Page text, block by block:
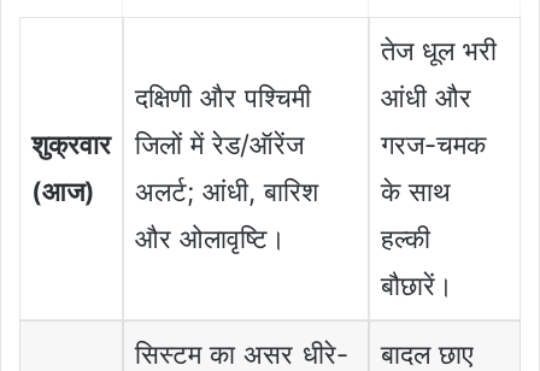
शुक्रवार
(आज)
दक्षिणी और पश्चिमी
जिलों में रेड/ऑरेंज
अलर्ट; आंधी, बारिश
और ओलावृष्टि।
तेज धूल भरी
आंधी और
गरज-चमक
के साथ
हल्की
बौछारें।
सिस्टम का असर धीरे-
बादल छाए